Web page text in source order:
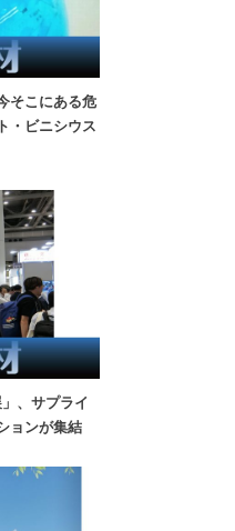
そこにある危
・ビニシウス
、サプライ
ョンが集結